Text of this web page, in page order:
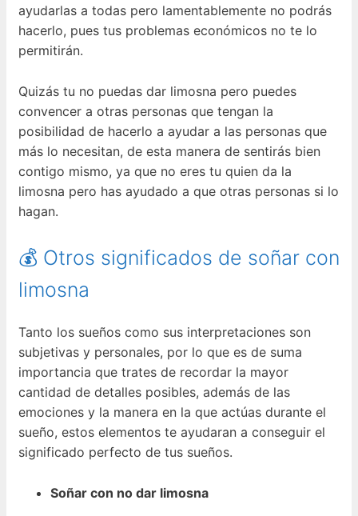
ayudarlas a todas pero lamentablemente no podrás
hacerlo, pues tus problemas económicos no te lo
permitirán.
Quizás tu no puedas dar limosna pero puedes
convencer a otras personas que tengan la
posibilidad de hacerlo a ayudar a las personas que
más lo necesitan, de esta manera de sentirás bien
contigo mismo, ya que no eres tu quien da la
limosna pero has ayudado a que otras personas si lo
hagan.
💰 Otros significados de soñar con
limosna
Tanto los sueños como sus interpretaciones son
subjetivas y personales, por lo que es de suma
importancia que trates de recordar la mayor
cantidad de detalles posibles, además de las
emociones y la manera en la que actúas durante el
sueño, estos elementos te ayudaran a conseguir el
significado perfecto de tus sueños.
Soñar con no dar limosna